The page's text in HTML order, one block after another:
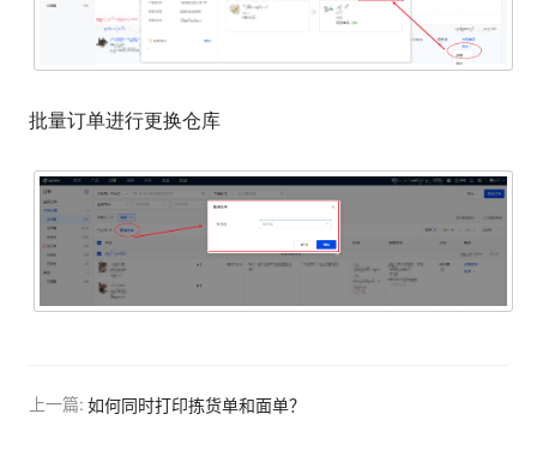
批量订单进行更换仓库
上一篇: 如何同时打印拣货单和面单？